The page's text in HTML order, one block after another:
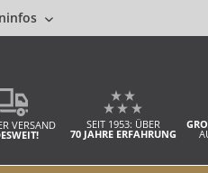
VERSAND SEIT 1953: ÜBER
70 JAHRE ERFAHRUNG